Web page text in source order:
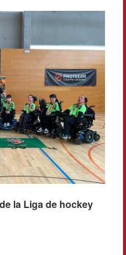
la Liga de hockey